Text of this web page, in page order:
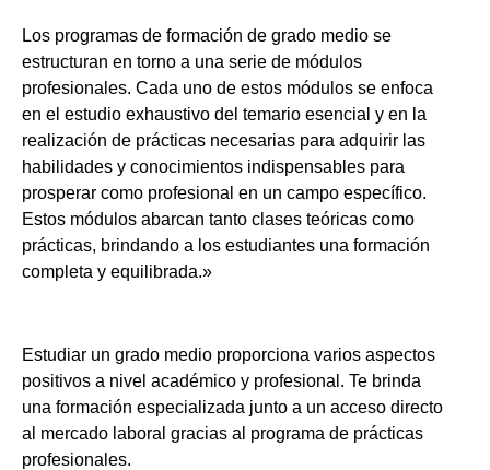
Los programas de formación de grado medio se
estructuran en torno a una serie de módulos
profesionales. Cada uno de estos módulos se enfoca
en el estudio exhaustivo del temario esencial y en la
realización de prácticas necesarias para adquirir las
habilidades y conocimientos indispensables para
prosperar como profesional en un campo específico.
Estos módulos abarcan tanto clases teóricas como
prácticas, brindando a los estudiantes una formación
completa y equilibrada.»
Estudiar un grado medio proporciona varios aspectos
positivos a nivel académico y profesional. Te brinda
una formación especializada junto a un acceso directo
al mercado laboral gracias al programa de prácticas
profesionales.